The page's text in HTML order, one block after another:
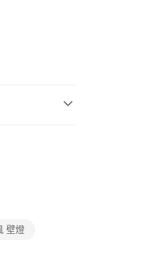
先享後
。
消訂單，請聯
需透過AFTEE
為準，若有關於
AFTEE先享後
壁燈